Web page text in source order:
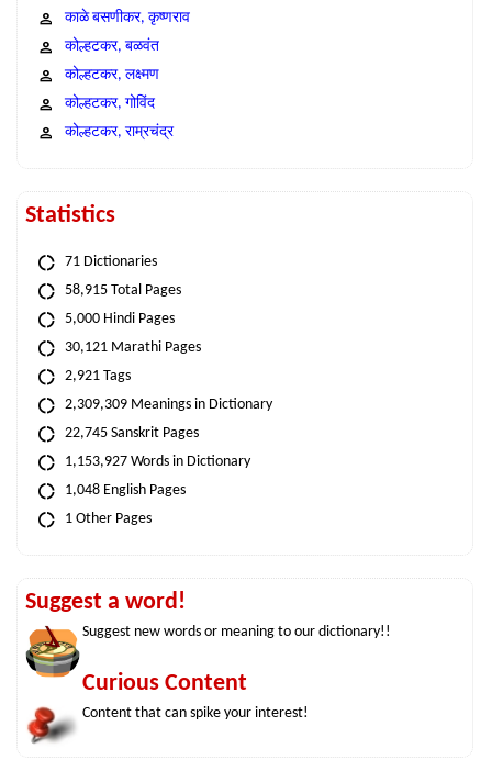
काळे बसणीकर, कृष्णराव
कोल्हटकर, बळवंत
कोल्हटकर, लक्ष्मण
कोल्हटकर, गोविंद
कोल्हटकर, राम्रचंद्र
Statistics
71 Dictionaries
58,915 Total Pages
5,000 Hindi Pages
30,121 Marathi Pages
2,921 Tags
2,309,309 Meanings in Dictionary
22,745 Sanskrit Pages
1,153,927 Words in Dictionary
1,048 English Pages
1 Other Pages
Suggest a word!
Suggest new words or meaning to our dictionary!!
Curious Content
Content that can spike your interest!